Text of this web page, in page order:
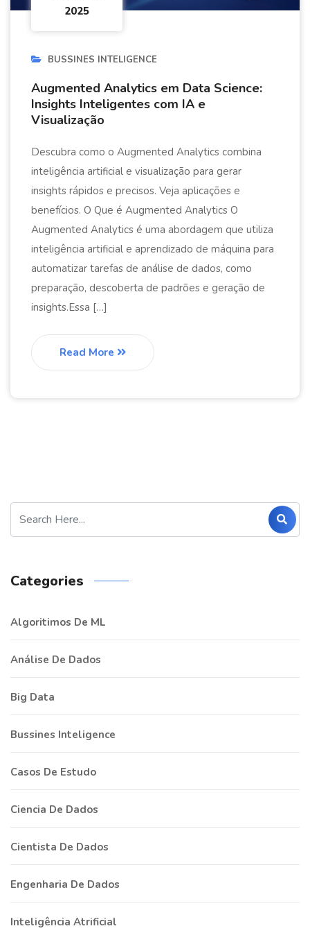
2025
BUSSINES INTELIGENCE
Augmented Analytics em Data Science:
Insights Inteligentes com IA e
Visualização
Descubra como o Augmented Analytics combina
inteligência artificial e visualização para gerar
insights rápidos e precisos. Veja aplicações e
benefícios. O Que é Augmented Analytics O
Augmented Analytics é uma abordagem que utiliza
inteligência artificial e aprendizado de máquina para
automatizar tarefas de análise de dados, como
preparação, descoberta de padrões e geração de
insights.Essa […]
Read More
Categories
Algoritimos De ML
Análise De Dados
Big Data
Bussines Inteligence
Casos De Estudo
Ciencia De Dados
Cientista De Dados
Engenharia De Dados
Inteligência Atrificial